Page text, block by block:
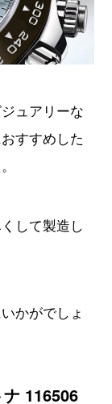
ュアリーな
すすめした
して製造し
かがでしょ
116506